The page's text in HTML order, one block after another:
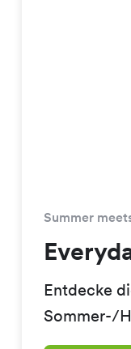
Summer
Entdecke
Sommer-/